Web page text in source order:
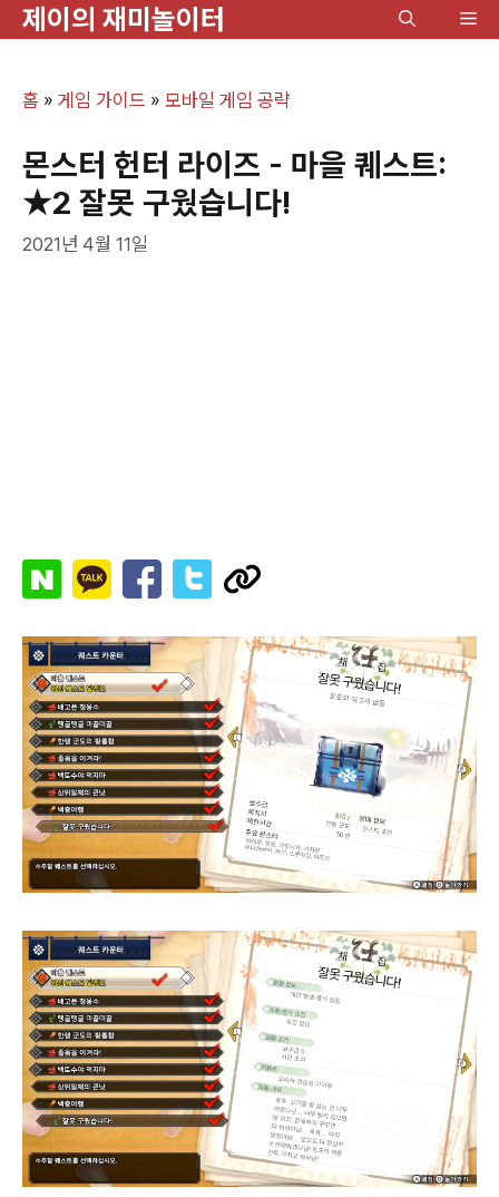
제이의 재미놀이터
메
홈 » 게임 가이드 » 모바일 게임 공략
몬스터 헌터 라이즈 - 마을 퀘스트:
★2 잘못 구웠습니다!
2021년 4월 11일